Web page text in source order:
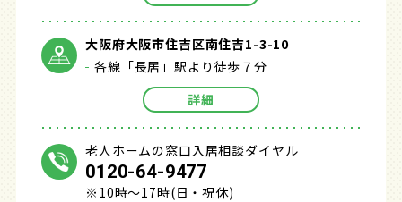
大阪府大阪市住吉区南住吉1-3-10
各線「長居」駅より徒歩７分
詳細
老人ホームの窓口入居相談ダイヤル
0120-64-9477
※10時～17時(日・祝休)